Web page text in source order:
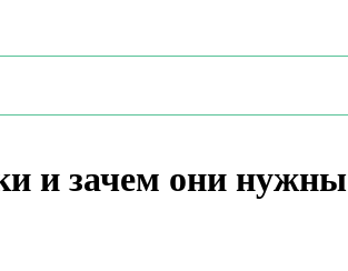
и зачем они нужны